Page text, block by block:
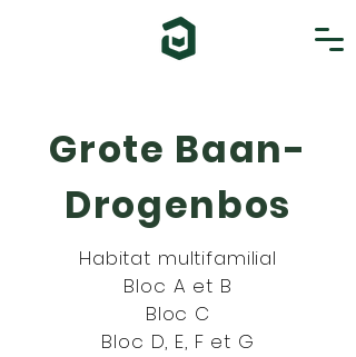
Grote Baan-
Drogenbos
Habitat multifamilial
Bloc A et B
Bloc C
Bloc D, E, F et G